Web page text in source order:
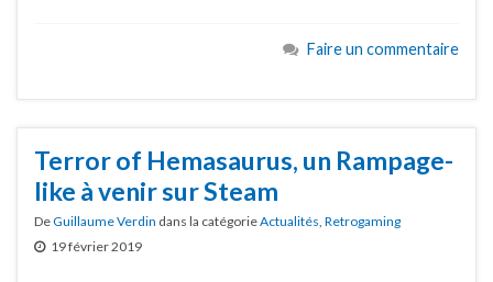
Faire un commentaire
Terror of Hemasaurus, un Rampage-
like à venir sur Steam
DeGuillaume Verdin dans la catégorieActualités Retrogaming
19 février 2019